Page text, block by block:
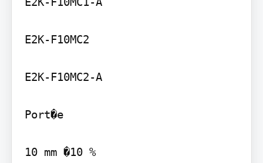
E2K-F10MC2
E2K-F10MC2-A
Port�e
10 mm �10 %